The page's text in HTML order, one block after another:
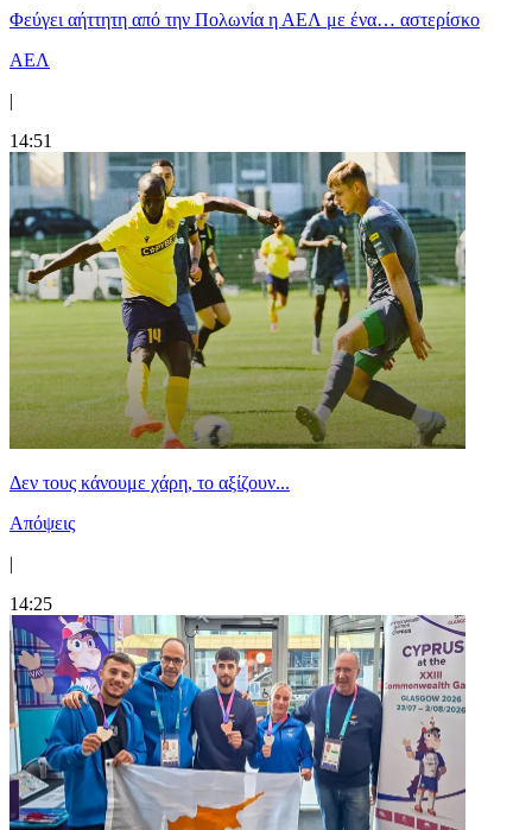
Φεύγει αήττητη από την Πολωνία η ΑΕΛ με ένα… αστερίσκο
ΑΕΛ
|
14:51
Δεν τους κάνουμε χάρη, το αξίζουν...
Απόψεις
|
14:25